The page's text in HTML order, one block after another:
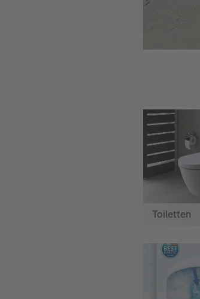
Toiletten